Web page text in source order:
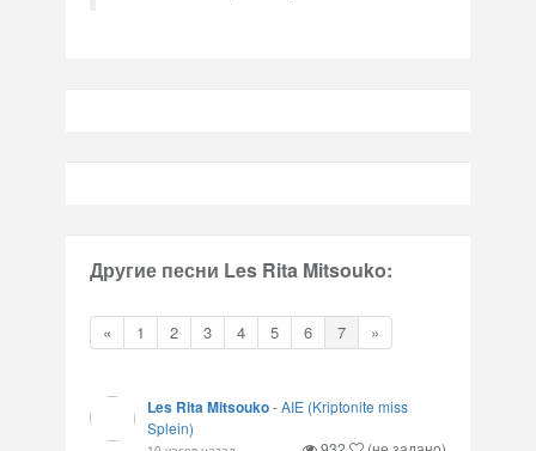
Другие песни Les Rita Mitsouko:
« 1 2 3 4 5 6 7 »
Les Rita Mitsouko-AIE (Kriptonite miss
Splein)